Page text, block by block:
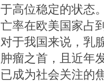
于高位稳定的状态
亡率在欧美国家占
对于我国来说，乳
肿瘤之首，且近年
已成为社会关注的